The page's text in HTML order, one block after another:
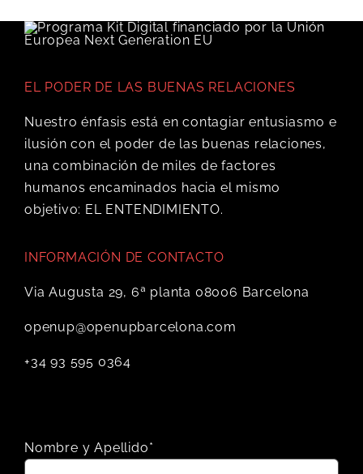
EL PODER DE LAS BUENAS RELACIONES
Nuestro énfasis está en contagiar entusiasmo e
ilusión con el poder de las buenas relaciones,
una combinación de miles de factores
humanos encaminados hacia el mismo
objetivo: EL ENTENDIMIENTO.
INFORMACIÓN DE CONTACTO
Via Augusta 29, 6ª planta 08006 Barcelona
openup@openupbarcelona.com
+34 93 595 0364
Nombre y Apellido*